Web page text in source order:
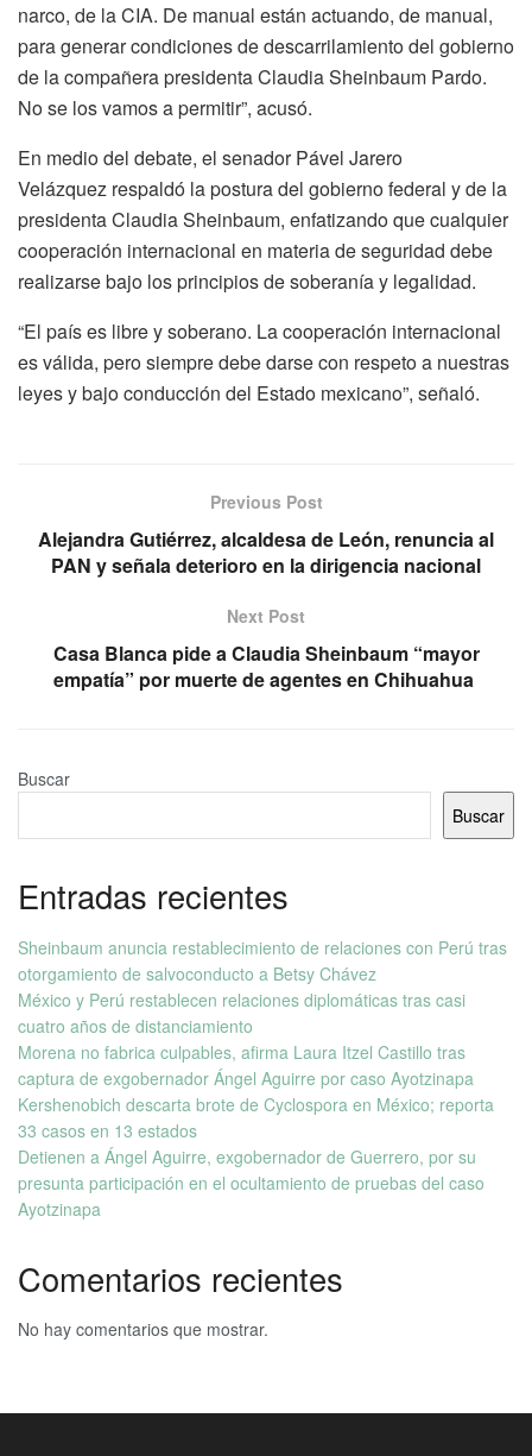
narco, de la CIA. De manual están actuando, de manual,
para generar condiciones de descarrilamiento del gobierno
de la compañera presidenta Claudia Sheinbaum Pardo.
No se los vamos a permitir”, acusó.
En medio del debate, el senador Pável Jarero
Velázquez respaldó la postura del gobierno federal y de la
presidenta Claudia Sheinbaum, enfatizando que cualquier
cooperación internacional en materia de seguridad debe
realizarse bajo los principios de soberanía y legalidad.
“El país es libre y soberano. La cooperación internacional
es válida, pero siempre debe darse con respeto a nuestras
leyes y bajo conducción del Estado mexicano”, señaló.
Previous Post
Alejandra Gutiérrez, alcaldesa de León, renuncia al
PAN y señala deterioro en la dirigencia nacional
Next Post
Casa Blanca pide a Claudia Sheinbaum “mayor
empatía” por muerte de agentes en Chihuahua
Buscar
Buscar
Entradas recientes
Sheinbaum anuncia restablecimiento de relaciones con Perú tras
otorgamiento de salvoconducto a Betsy Chávez
México y Perú restablecen relaciones diplomáticas tras casi
cuatro años de distanciamiento
Morena no fabrica culpables, afirma Laura Itzel Castillo tras
captura de exgobernador Ángel Aguirre por caso Ayotzinapa
Kershenobich descarta brote de Cyclospora en México; reporta
33 casos en 13 estados
Detienen a Ángel Aguirre, exgobernador de Guerrero, por su
presunta participación en el ocultamiento de pruebas del caso
Ayotzinapa
Comentarios recientes
No hay comentarios que mostrar.